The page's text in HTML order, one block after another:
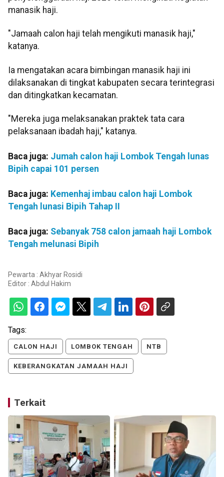
manasik haji.
"Jamaah calon haji telah mengikuti manasik haji,"
katanya.
Ia mengatakan acara bimbingan manasik haji ini
dilaksanakan di tingkat kabupaten secara terintegrasi
dan ditingkatkan kecamatan.
"Mereka juga melaksanakan praktek tata cara
pelaksanaan ibadah haji," katanya.
Baca juga: Jumah calon haji Lombok Tengah lunas
Bipih capai 101 persen
Baca juga: Kemenhaj imbau calon haji Lombok
Tengah lunasi Bipih Tahap II
Baca juga: Sebanyak 758 calon jamaah haji Lombok
Tengah melunasi Bipih
Pewarta : Akhyar Rosidi
Editor : Abdul Hakim
Tags:
CALON HAJI LOMBOK TENGAH NTB
KEBERANGKATAN JAMAAH HAJI
Terkait